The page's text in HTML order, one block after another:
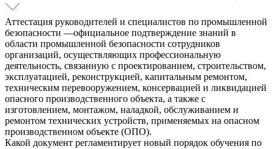
Аттестация руководителей и специалистов по промышленной
безопасности —официальное подтверждение знаний в
области промышленной безопасности сотрудников
организаций, осуществляющих профессиональную
деятельность, связанную с проектированием, строительством,
эксплуатацией, реконструкцией, капитальным ремонтом,
техническим перевооружением, консервацией и ликвидацией
опасного производственного объекта, а также с
изготовлением, монтажом, наладкой, обслуживанием и
ремонтом технических устройств, применяемых на опасном
производственном объекте (ОПО).
Какой документ регламентирует новый порядок обучения по